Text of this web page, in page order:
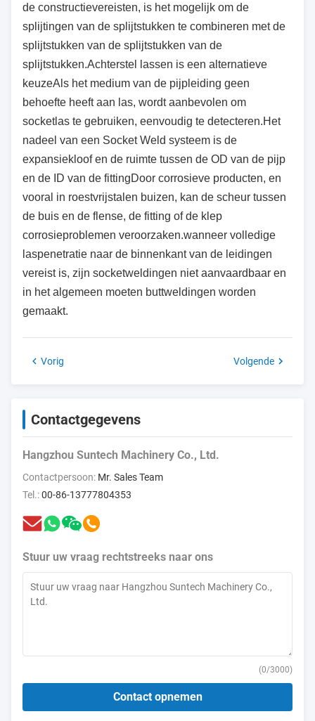
de constructievereisten, is het mogelijk om de
splijtingen van de splijtstukken te combineren met de
splijtstukken van de splijtstukken van de
splijtstukken.Achterstel lassen is een alternatieve
keuzeAls het medium van de pijpleiding geen
behoefte heeft aan las, wordt aanbevolen om
socketlas te gebruiken, eenvoudig te detecteren.Het
nadeel van een Socket Weld systeem is de
expansiekloof en de ruimte tussen de OD van de pijp
en de ID van de fittingDoor corrosieve producten, en
vooral in roestvrijstalen buizen, kan de scheur tussen
de buis en de flense, de fitting of de klep
corrosieproblemen veroorzaken.wanneer volledige
laspenetratie naar de binnenkant van de leidingen
vereist is, zijn socketweldingen niet aanvaardbaar en
in het algemeen moeten buttweldingen worden
gemaakt.
Vorig Volgende
Contactgegevens
Hangzhou Suntech Machinery Co., Ltd.
Contactpersoon: Mr. Sales Team
Tel.:00-86-13777804353
Stuur uw vraag rechtstreeks naar ons
(0/3000)
Contact opnemen